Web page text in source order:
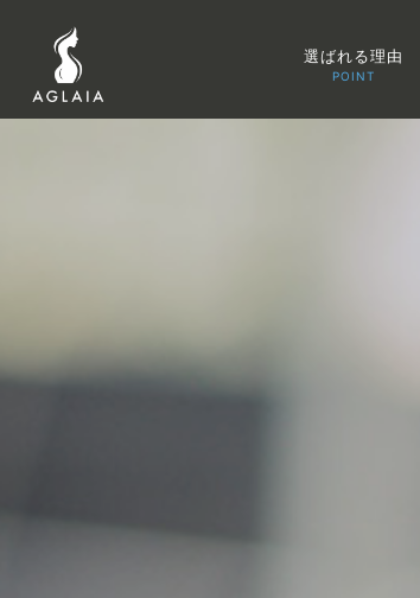
選ばれる理由
POINT